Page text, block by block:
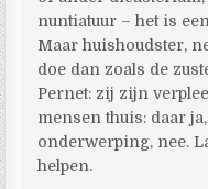
nuntiatuur – het is
Maar huishoudster,
doe dan zoals de
Pernet: zij zijn
mensen thuis: daar
onderwerping, nee.
helpen.